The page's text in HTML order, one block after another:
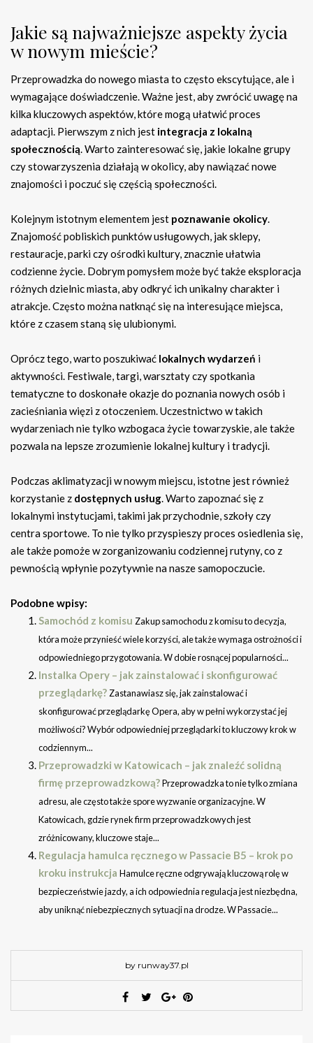
Jakie są najważniejsze aspekty życia
w nowym mieście?
Przeprowadzka do nowego miasta to często ekscytujące, ale i
wymagające doświadczenie. Ważne jest, aby zwrócić uwagę na
kilka kluczowych aspektów, które mogą ułatwić proces
adaptacji. Pierwszym z nich jest integracja z lokalną
społecznością. Warto zainteresować się, jakie lokalne grupy
czy stowarzyszenia działają w okolicy, aby nawiązać nowe
znajomości i poczuć się częścią społeczności.
Kolejnym istotnym elementem jest poznawanie okolicy.
Znajomość pobliskich punktów usługowych, jak sklepy,
restauracje, parki czy ośrodki kultury, znacznie ułatwia
codzienne życie. Dobrym pomysłem może być także eksploracja
różnych dzielnic miasta, aby odkryć ich unikalny charakter i
atrakcje. Często można natknąć się na interesujące miejsca,
które z czasem staną się ulubionymi.
Oprócz tego, warto poszukiwać lokalnych wydarzeń i
aktywności. Festiwale, targi, warsztaty czy spotkania
tematyczne to doskonałe okazje do poznania nowych osób i
zacieśniania więzi z otoczeniem. Uczestnictwo w takich
wydarzeniach nie tylko wzbogaca życie towarzyskie, ale także
pozwala na lepsze zrozumienie lokalnej kultury i tradycji.
Podczas aklimatyzacji w nowym miejscu, istotne jest również
korzystanie z dostępnych usług. Warto zapoznać się z
lokalnymi instytucjami, takimi jak przychodnie, szkoły czy
centra sportowe. To nie tylko przyspieszy proces osiedlenia się,
ale także pomoże w zorganizowaniu codziennej rutyny, co z
pewnością wpłynie pozytywnie na nasze samopoczucie.
Podobne wpisy:
Samochód z komisu Zakup samochodu z komisu to decyzja,
która może przynieść wiele korzyści, ale także wymaga ostrożności i
odpowiedniego przygotowania. W dobie rosnącej popularności...
Instalka Opery – jak zainstalować i skonfigurować
przeglądarkę? Zastanawiasz się, jak zainstalować i
skonfigurować przeglądarkę Opera, aby w pełni wykorzystać jej
możliwości? Wybór odpowiedniej przeglądarki to kluczowy krok w
codziennym...
Przeprowadzki w Katowicach – jak znaleźć solidną
firmę przeprowadzkową?Przeprowadzka to nie tylko zmiana
adresu, ale często także spore wyzwanie organizacyjne. W
Katowicach, gdzie rynek firm przeprowadzkowych jest
zróżnicowany, kluczowe staje...
Regulacja hamulca ręcznego w Passacie B5 – krok po
kroku instrukcja Hamulce ręczne odgrywają kluczową rolę w
bezpieczeństwie jazdy, a ich odpowiednia regulacja jest niezbędna,
aby uniknąć niebezpiecznych sytuacji na drodze. W Passacie...
by runway37.pl